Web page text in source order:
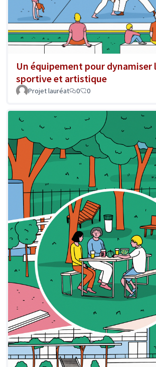
Un équipement pour dynamiser
sportive et artistique
Projet lauréat 0 0